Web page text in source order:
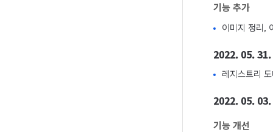
기능 추가
이미지 정리,
2022. 05. 31.
레지스트리
2022. 05. 03.
기능 개선